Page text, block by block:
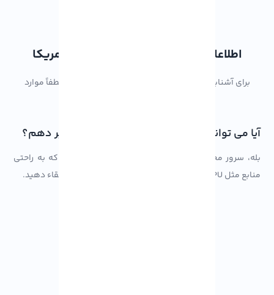
اطلاعات بیشتر در مورد سرور مجازی آمریکا
برای آشنایی بهتر و بیشتر با ویژگی های این سرویس لطفاً موارد
آیا می توانم منابع سرور مجازی آمریکا را تغییر دهم؟
بله، سرور مجازی آمریکا این امکان را به شما می دهد که به راحتی
منابع مثل RAM، CPU و فضا دیسک را مطابق با نیاز خود ارتقاء دهید.